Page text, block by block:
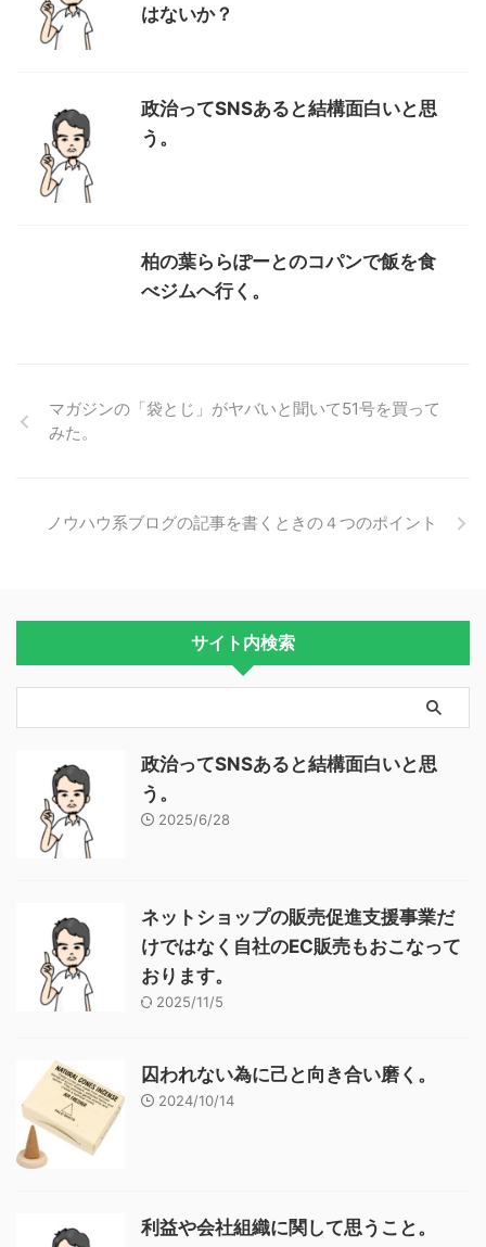
はないか？
政治ってSNSあると結構面白いと思
う。
柏の葉ららぽーとのコパンで飯を食
べジムへ行く。
マガジンの「袋とじ」がヤバいと聞いて51号を買って
みた。
ノウハウ系ブログの記事を書くときの４つのポイント
サイト内検索
政治ってSNSあると結構面白いと思
う。
2025/6/28
ネットショップの販売促進支援事業だ
けではなく自社のEC販売もおこなって
おります。
2025/11/5
囚われない為に己と向き合い磨く。
2024/10/14
利益や会社組織に関して思うこと。